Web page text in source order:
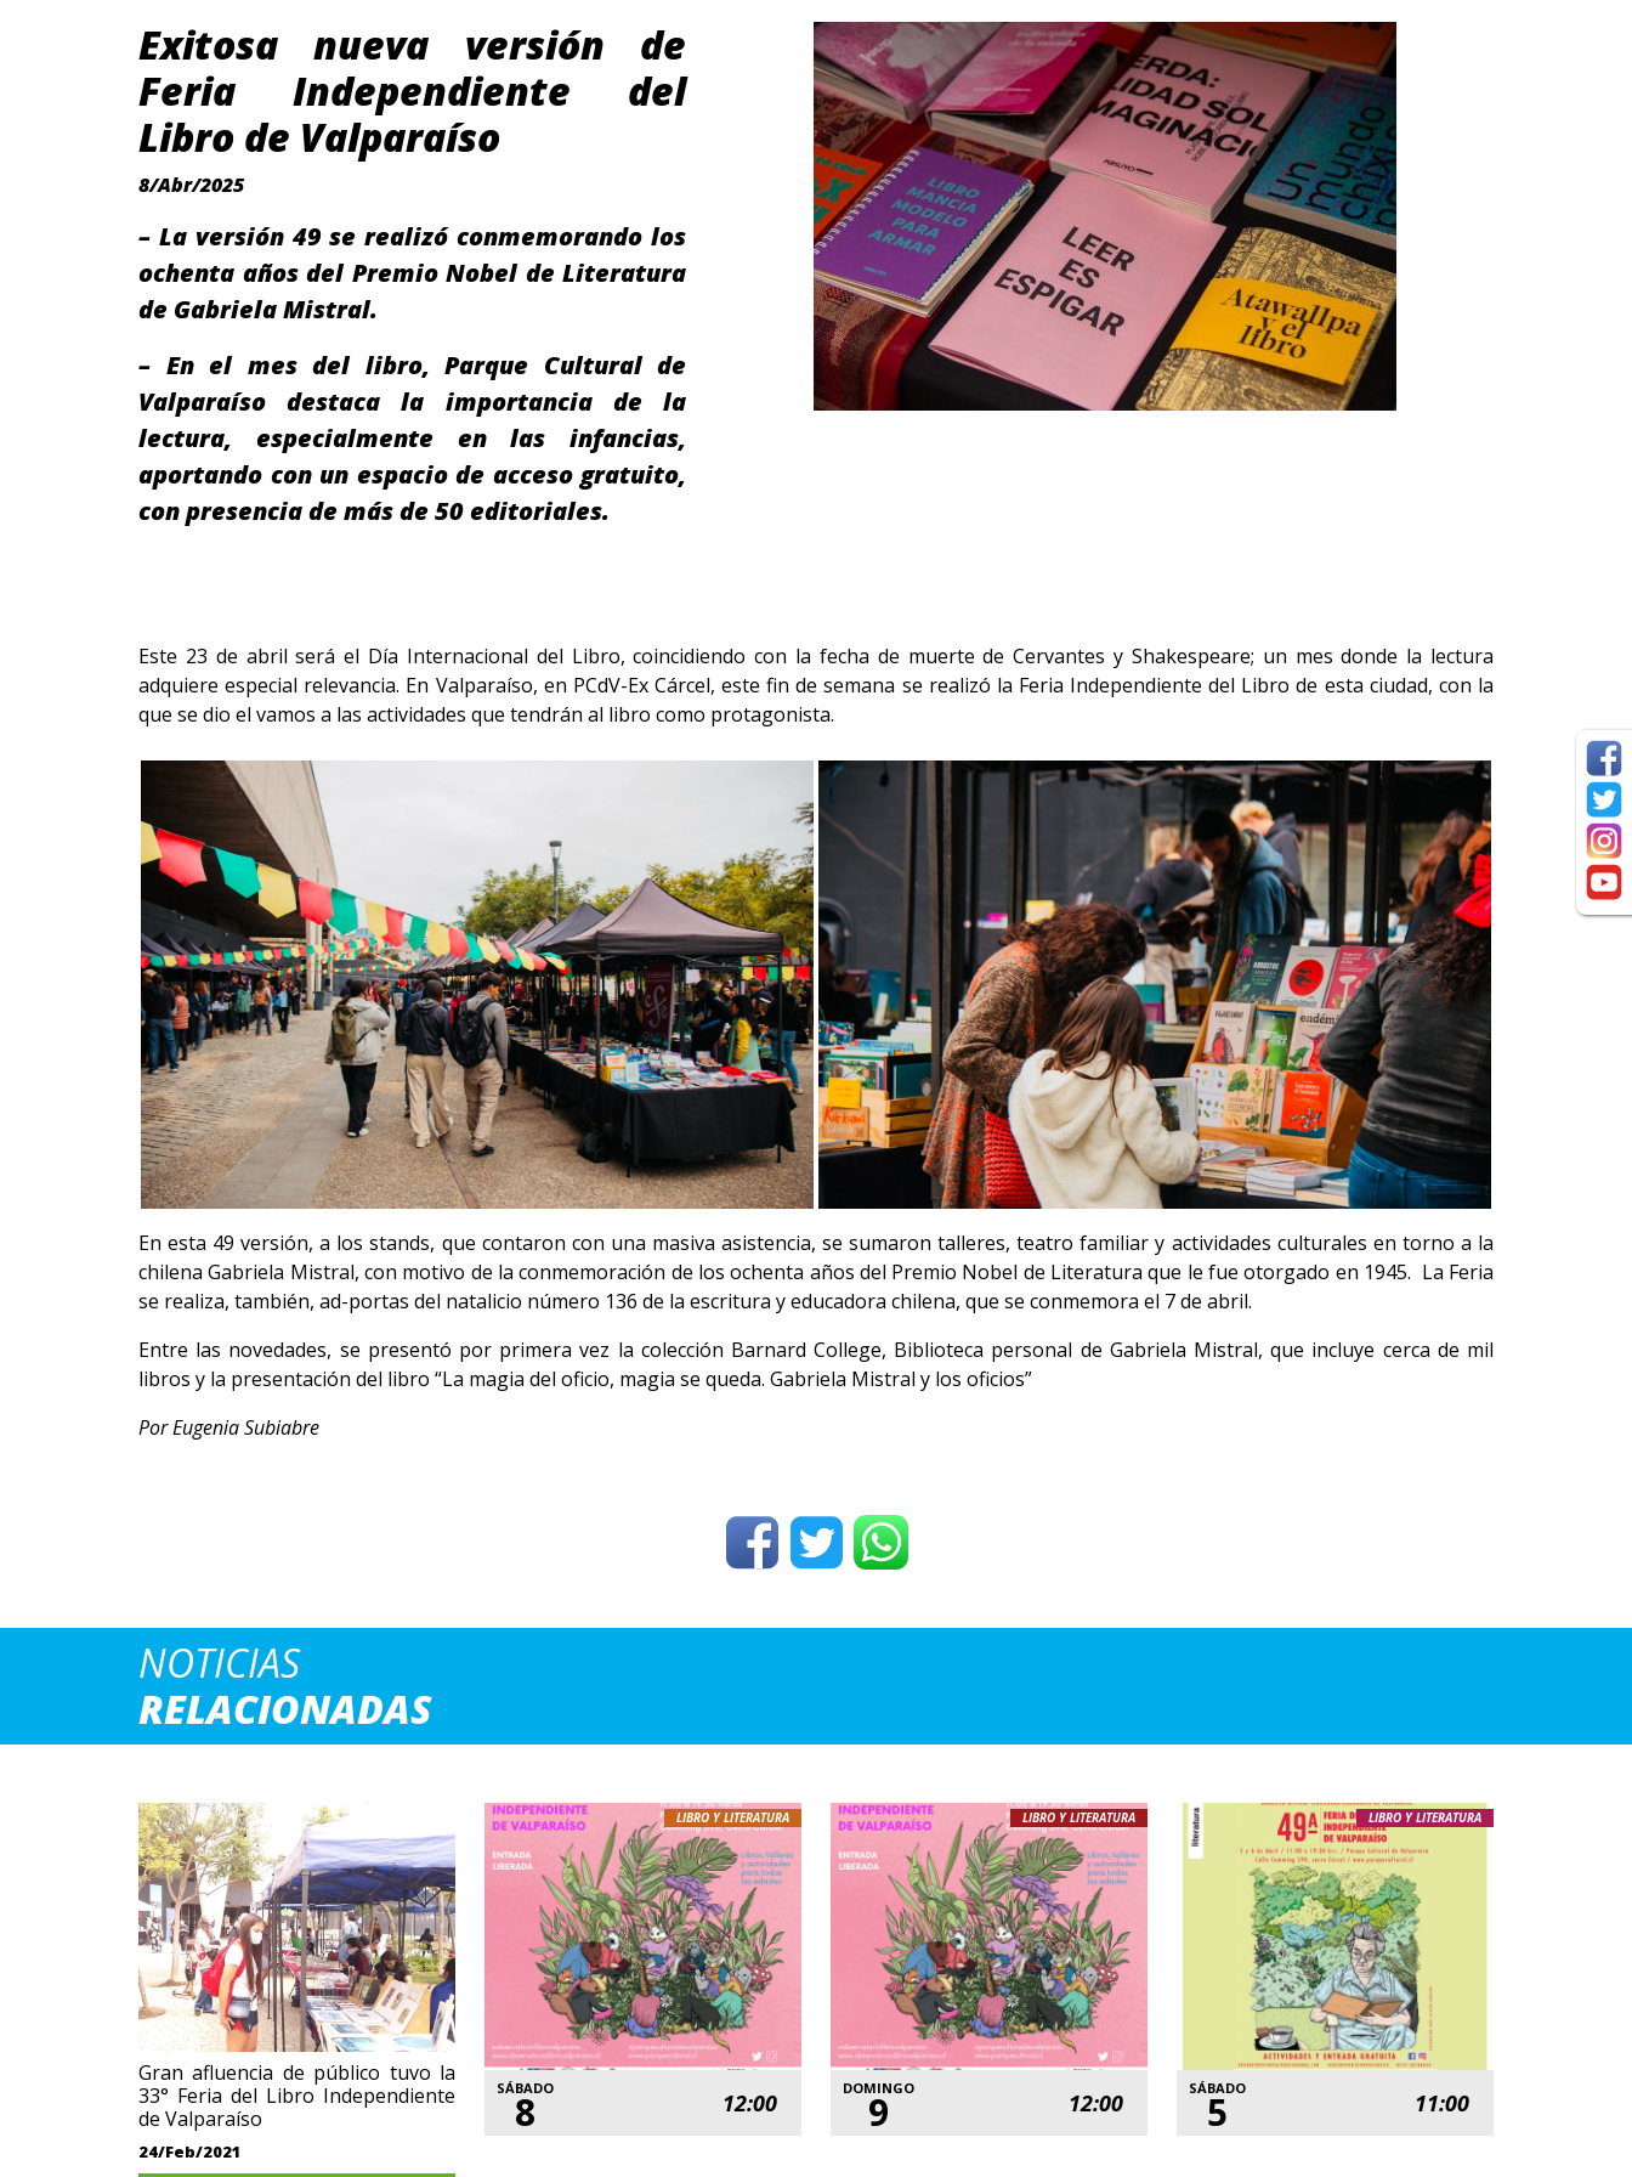
Exitosa nueva versión de
Feria Independiente del
Libro de Valparaíso
8/Abr/2025
– La versión 49 se realizó conmemorando los
ochenta años del Premio Nobel de Literatura
de Gabriela Mistral.
– En el mes del libro, Parque Cultural de
Valparaíso destaca la importancia de la
lectura, especialmente en las infancias,
aportando con un espacio de acceso gratuito,
con presencia de más de 50 editoriales.
Este 23 de abril será el Día Internacional del Libro, coincidiendo con la fecha de muerte de Cervantes y Shakespeare; un mes donde la lectura
adquiere especial relevancia. En Valparaíso, en PCdV-Ex Cárcel, este fin de semana se realizó la Feria Independiente del Libro de esta ciudad, con la
que se dio el vamos a las actividades que tendrán al libro como protagonista.
En esta 49 versión, a los stands, que contaron con una masiva asistencia, se sumaron talleres, teatro familiar y actividades culturales en torno a la
chilena Gabriela Mistral, con motivo de la conmemoración de los ochenta años del Premio Nobel de Literatura que le fue otorgado en 1945. La Feria
se realiza, también, ad-portas del natalicio número 136 de la escritura y educadora chilena, que se conmemora el 7 de abril.
Entre las novedades, se presentó por primera vez la colección Barnard College, Biblioteca personal de Gabriela Mistral, que incluye cerca de mil
libros y la presentación del libro “La magia del oficio, magia se queda. Gabriela Mistral y los oficios”
Por Eugenia Subiabre
NOTICIAS
RELACIONADAS
Gran afluencia de público tuvo la
33° Feria del Libro Independiente
de Valparaíso
24/Feb/2021
LIBRO Y LITERATURA
SÁBADO
8 12:00
LIBRO Y LITERATURA
DOMINGO
9 12:00
LIBRO Y LITERATURA
SÁBADO
5 11:00